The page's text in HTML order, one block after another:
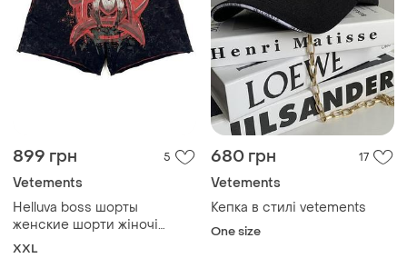
899 грн 5
Vetements
Helluva boss шорты
женские шорти жіночі
аніме
XXL
680 грн 17
Vetements
Кепка в стилі vetements
One size